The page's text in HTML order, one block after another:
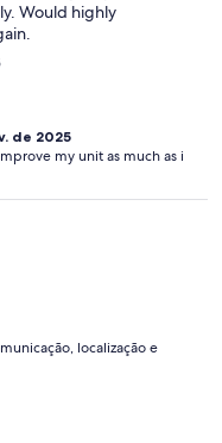
Would highly
de 2025
my unit as much as i
localização e